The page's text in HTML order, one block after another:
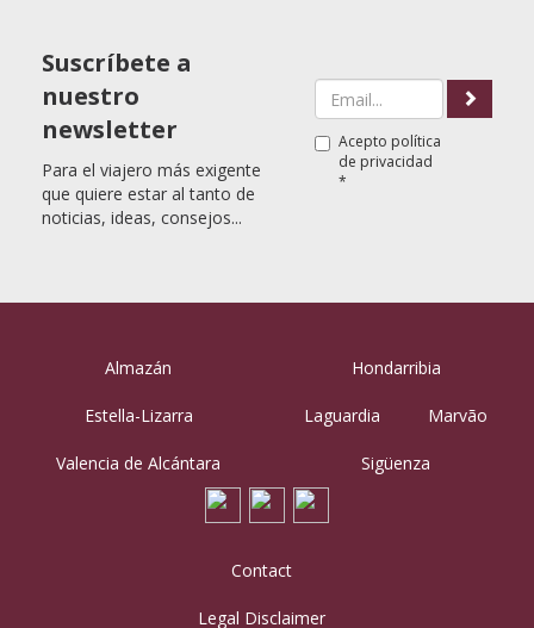
Suscríbete a
nuestro
newsletter
Para el viajero más exigente
que quiere estar al tanto de
noticias, ideas, consejos...
Acepto política
de privacidad
*
Almazán
Estella-Lizarra
Valencia de Alcántara
Hondarribia
Laguardia Marvão
Sigüenza
Contact
Legal Disclaimer